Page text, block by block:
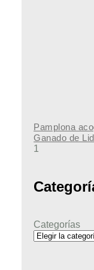
Pamplona
Ganado de
Categorías